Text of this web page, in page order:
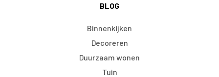
BLOG
Binnenkijken
Decoreren
Duurzaam wonen
Tuin